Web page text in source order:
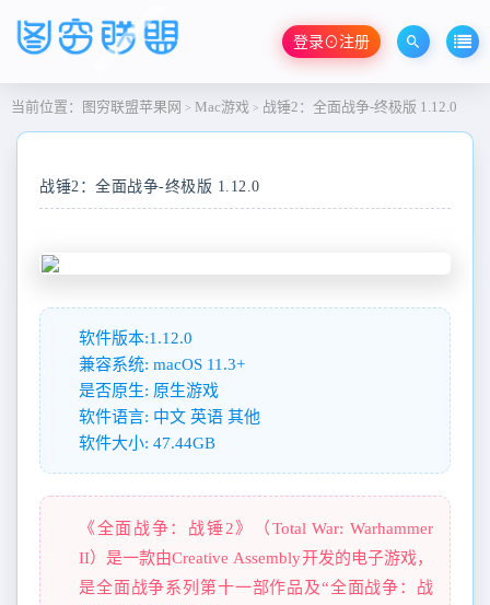
登录⊙注册
当前位置： 图穷联盟苹果网 > Mac游戏 > 战锤2：全面战争-终极版 1.12.0
战锤2：全面战争-终极版 1.12.0
软件版本:1.12.0
兼容系统: macOS 11.3+
是否原生: 原生游戏
软件语言: 中文 英语 其他
软件大小: 47.44GB
《全面战争：战锤2》（Total War: Warhammer
II）是一款由Creative Assembly开发的电子游戏，
是全面战争系列第十一部作品及“全面战争：战